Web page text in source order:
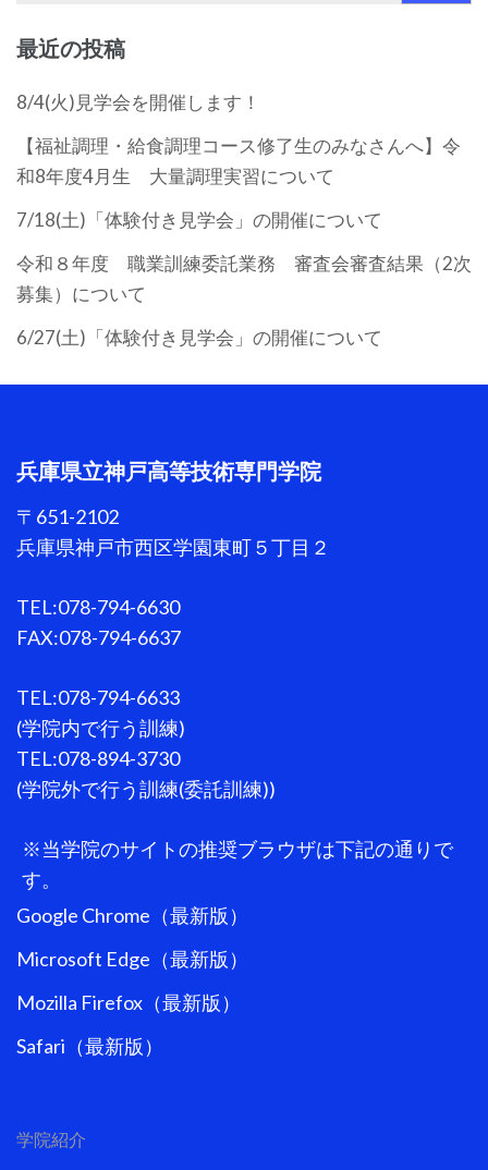
最近の投稿
8/4(火)見学会を開催します！
【福祉調理・給食調理コース修了生のみなさんへ】令
和8年度4月生 大量調理実習について
7/18(土)「体験付き見学会」の開催について
令和８年度 職業訓練委託業務 審査会審査結果（2次
募集）について
6/27(土)「体験付き見学会」の開催について
兵庫県立神戸高等技術専門学院
〒651-2102
兵庫県神戸市西区学園東町５丁目２
TEL:078-794-6630
FAX:078-794-6637
TEL:078-794-6633
(学院内で行う訓練)
TEL:078-894-3730
(学院外で行う訓練(委託訓練))
※当学院のサイトの推奨ブラウザは下記の通りで
す。
Google Chrome（最新版）
Microsoft Edge（最新版）
Mozilla Firefox（最新版）
Safari（最新版）
学院紹介